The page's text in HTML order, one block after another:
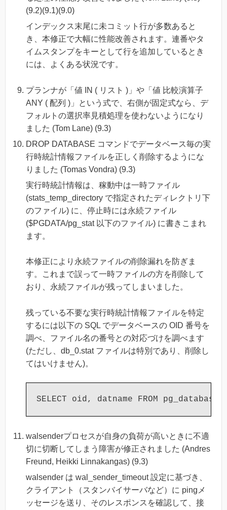
(9.2)(9.1)(9.0)
インデックス末尾に未コミット行が多数あると
き、本修正で大幅に性能改善されます。連番やタ
イムスタンプをキーとして行を追加しているとき
には、よくある状況です。
プランナが「値 IN ( リスト )」や「値 比較演算子
ANY ( 配列 )」という式で、右側が固定式なら、デ
フォルトの選択率見積処理を使わないようになり
ました (Tom Lane) (9.3)
DROP DATABASE コマンドでデータベース毎の実
行時統計情報ファイルを正しく削除するようにな
りました (Tomas Vondra) (9.3)
実行時統計情報は、稼動中は一時ファイル
(stats_temp_directory で指定されたディレクトリ下
のファイル) に、停止時には永続ファイル
($PGDATA/pg_stat 以下のファイル) に書きこまれ
ます。
本修正により永続ファイルの削除漏れを防ぎま
す。これまで誤って一時ファイルの方を削除して
おり、永続ファイルが残ってしまいました。
残っている不要な実行時統計情報ファイルを特定
するには以下の SQL でデータベースの OID 番号を
調べ、ファイル名の番号との対応づけを調べます
(ただし、db_0.stat ファイルは特別であり、削除し
てはいけません)。
walsenderプロセスが自身の負荷が高いときに不適
切に切断してしまう障害が修正されました (Andres
Freund, Heikki Linnakangas) (9.3)
walsender は wal_sender_timeout 設定に基づき、
クライアント（スタンバイサーバなど）に pingメ
ッセージを送り、そのレスポンスを確認して、接